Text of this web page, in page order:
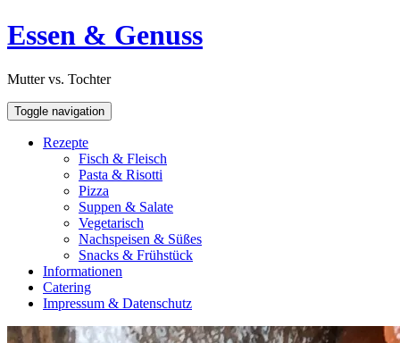
Skip
to
Open
Sidebar
Essen & Genuss
Mutter vs. Tochter
Toggle navigation
Rezepte
Fisch & Fleisch
Pasta & Risotti
Pizza
Suppen & Salate
Vegetarisch
Nachspeisen & Süßes
Snacks & Frühstück
Informationen
Catering
Impressum & Datenschutz